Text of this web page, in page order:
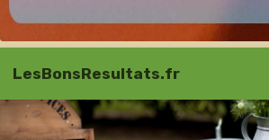
LesBonsResultats.fr